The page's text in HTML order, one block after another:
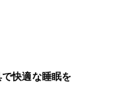
で快適な睡眠を